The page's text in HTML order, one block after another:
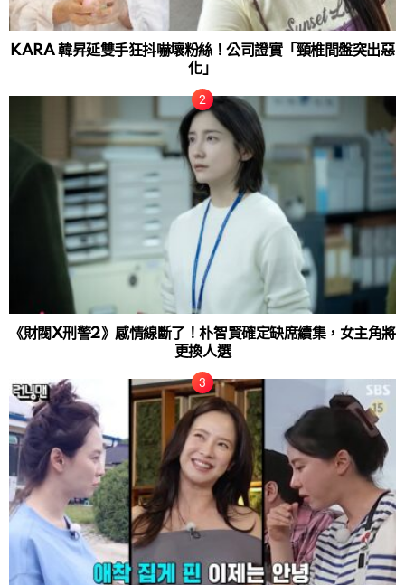
KARA 韓昇延雙手狂抖嚇壞粉絲！公司證實「頸椎間盤突出惡
化」
《財閥X刑警2》感情線斷了！朴智賢確定缺席續集，女主角將
更換人選